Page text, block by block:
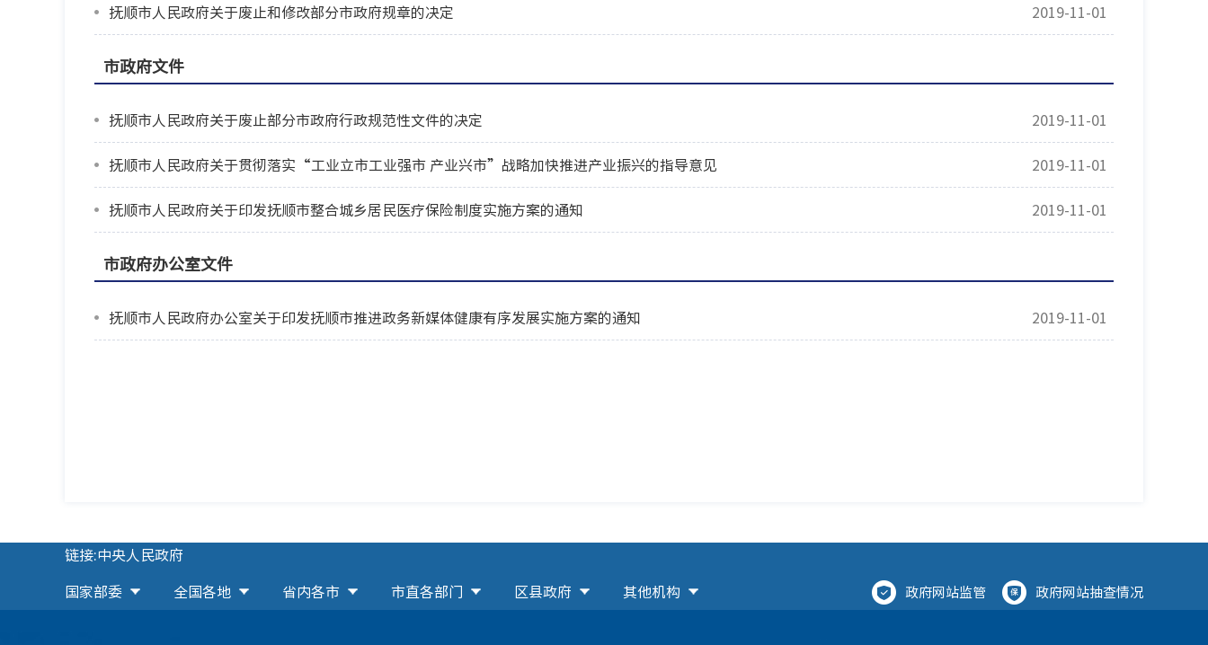
抚顺市人民政府关于废止和修改部分市政府规章的决定 2019-11-01
市政府文件
抚顺市人民政府关于废止部分市政府行政规范性文件的决定 2019-11-01
抚顺市人民政府关于贯彻落实“工业立市工业强市 产业兴市”战略加快推进产业振兴的指导意见 2019-11-01
抚顺市人民政府关于印发抚顺市整合城乡居民医疗保险制度实施方案的通知 2019-11-01
市政府办公室文件
抚顺市人民政府办公室关于印发抚顺市推进政务新媒体健康有序发展实施方案的通知 2019-11-01
链接:中央人民政府
国家部委
全国各地 省内各市 市直各部门 区县政府 其他机构 政府网站监管 政府网站抽查情况